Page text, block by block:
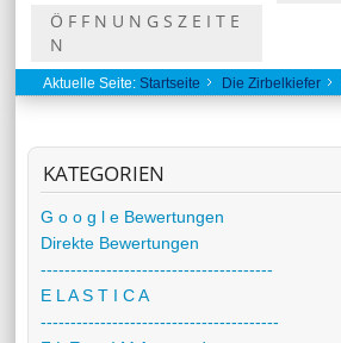
Ö F F N U N G S Z E I T E
N
Aktuelle Seite:Startseite Die Zirbelkiefer
KATEGORIEN
G o o g l e Bewertungen
Direkte Bewertungen
---------------------------------------
E L A S T I C A
----------------------------------------